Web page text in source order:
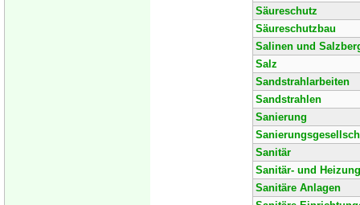
Säureschutz
Säureschutzbau
Salinen und
Salz
Sandstrahlarbeiten
Sandstrahlen
Sanierung
Sanitär
Sanitär- und
Sanitäre Anlagen